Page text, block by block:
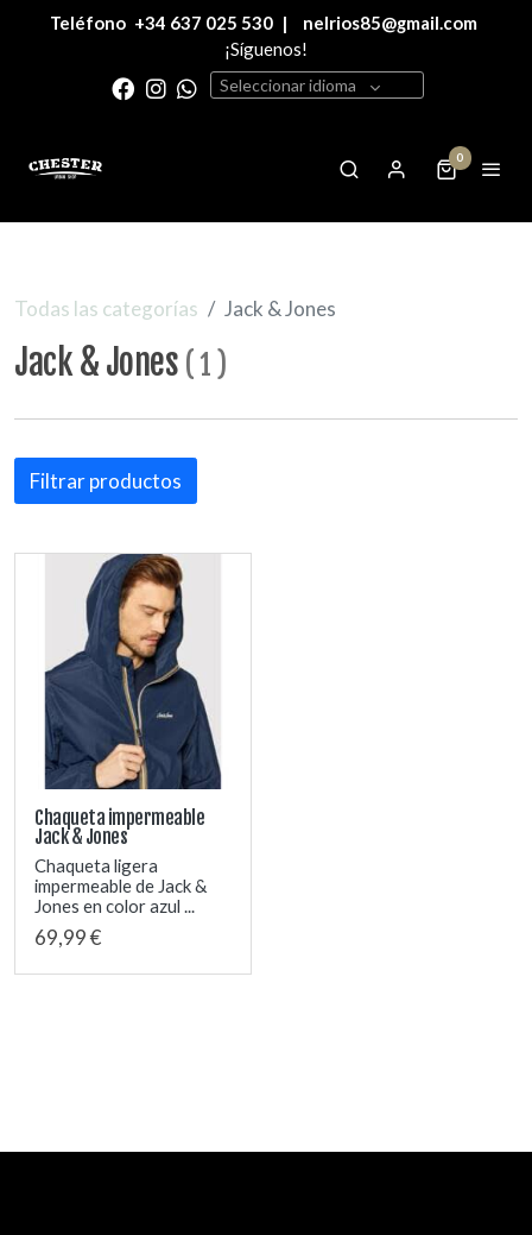
Teléfono +34 637 025 530 |
nelrios85@gmail.com
¡Síguenos!
Seleccionar idioma
0
Todas las categorías Jack & Jones
Jack & Jones ( 1 )
Filtrar productos
Chaqueta impermeable
Jack & Jones
Chaqueta ligera
impermeable de Jack &
Jones en color azul ...
69,99 €